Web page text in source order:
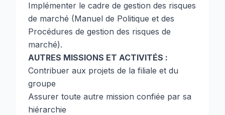
Implémenter le cadre de gestion des risques
de marché (Manuel de Politique et des
Procédures de gestion des risques de
marché).
AUTRES MISSIONS ET ACTIVITÉS :
Contribuer aux projets de la filiale et du
groupe
Assurer toute autre mission confiée par sa
hiérarchie